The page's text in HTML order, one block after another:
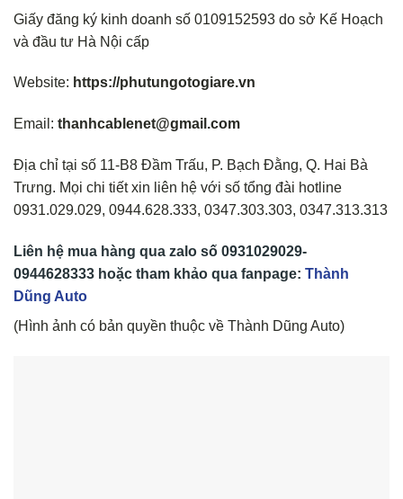
Giấy đăng ký kinh doanh số 0109152593 do sở Kế Hoạch
và đầu tư Hà Nội cấp
Website: https://phutungotogiare.vn
Email: thanhcablenet@gmail.com
Địa chỉ tại số 11-B8 Đầm Trấu, P. Bạch Đằng, Q. Hai Bà
Trưng. Mọi chi tiết xin liên hệ với số tổng đài hotline
0931.029.029, 0944.628.333, 0347.303.303, 0347.313.313
Liên hệ mua hàng qua zalo số 0931029029-
0944628333 hoặc tham khảo qua fanpage: Thành
Dũng Auto
(Hình ảnh có bản quyền thuộc về Thành Dũng Auto)